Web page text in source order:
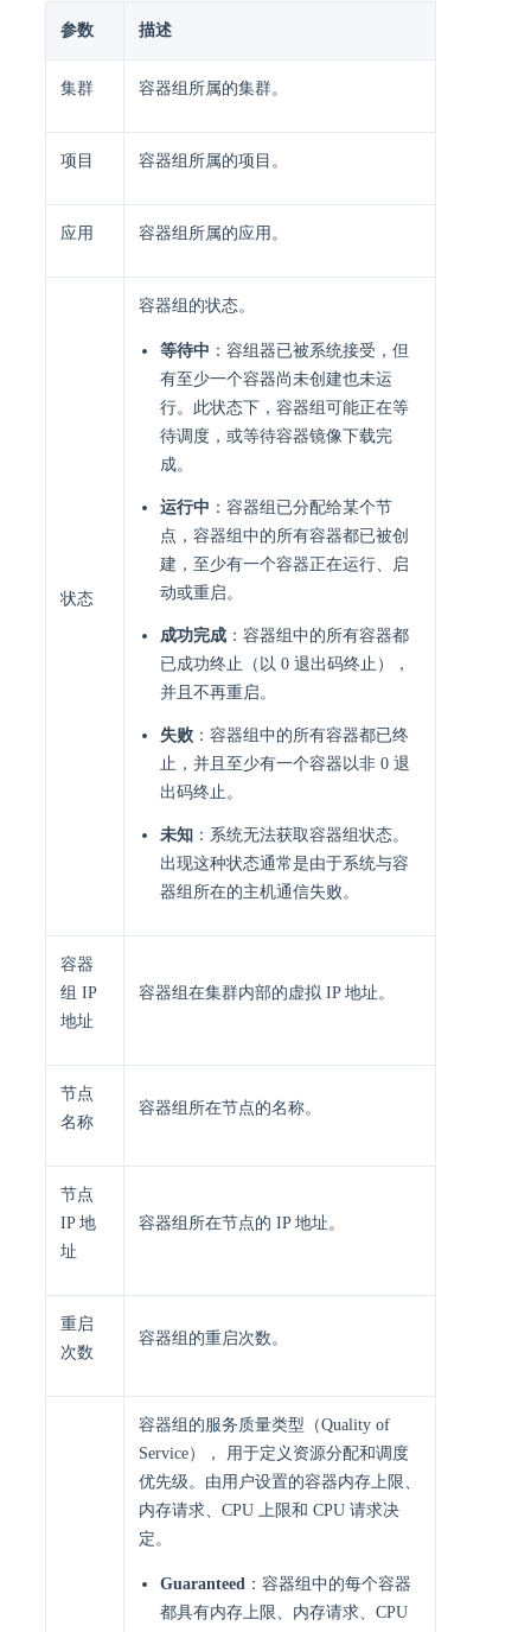
参数 描述
集群 容器组所属的集群。
项目 容器组所属的项目。
应用 容器组所属的应用。
状态
容器组的状态。
等待中 ：容组器已被系统接受，但
有至少一个容器尚未创建也未运
行。此状态下，容器组可能正在等
待调度，或等待容器镜像下载完
成。
运行中 ：容器组已分配给某个节
点，容器组中的所有容器都已被创
建，至少有一个容器正在运行、启
动或重启。
成功完成 ：容器组中的所有容器都
已成功终止（以 0 退出码终止），
并且不再重启。
失败 ：容器组中的所有容器都已终
止，并且至少有一个容器以非 0 退
出码终止。
未知 ：系统无法获取容器组状态。
出现这种状态通常是由于系统与容
器组所在的主机通信失败。
容器
组 IP
地址
容器组在集群内部的虚拟 IP 地址。
节点
名称
容器组所在节点的名称。
节点
IP 地
址
容器组所在节点的 IP 地址。
重启
次数
容器组的重启次数。
容器组的服务质量类型（Quality of
Service）， 用于定义资源分配和调度
优先级。由用户设置的容器内存上限、
内存请求、CPU 上限和 CPU 请求决
定。
Guaranteed ：容器组中的每个容器
都具有内存上限、内存请求、CPU